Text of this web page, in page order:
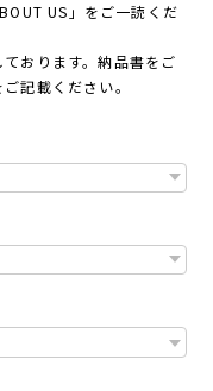
US」をご一読くだ
おります。納品書をご
記載ください。